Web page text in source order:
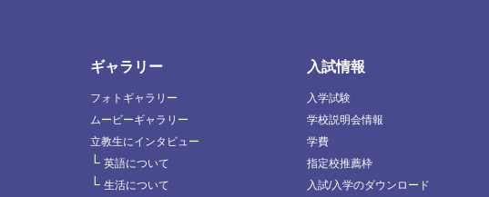
ギャラリー
フォトギャラリー
ムービーギャラリー
立教生にインタビュー
└ 英語について
└ 生活について
入試情報
入学試験
学校説明会情報
学費
指定校推薦枠
入試/入学のダウンロード